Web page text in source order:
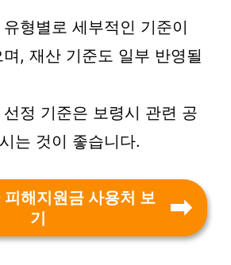
형별로 세부적인 기준이
, 재산 기준도 일부 반영될
정 기준은 보령시 관련 공
는 것이 좋습니다.
피해지원금 사용처 보
기